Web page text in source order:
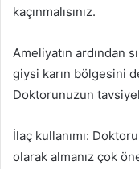
kaçınmalısınız.
Ameliyatın ardından
giysi karın bölgesini
Doktorunuzun
İlaç kullanımı:
olarak almanız çok